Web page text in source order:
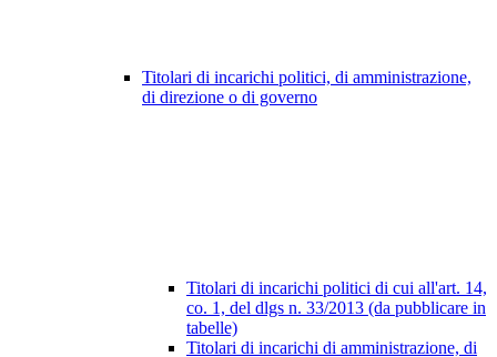
Titolari di incarichi politici, di amministrazione,
di direzione o di governo
Titolari di incarichi politici di cui all'art. 14,
co. 1, del dlgs n. 33/2013 (da pubblicare in
tabelle)
Titolari di incarichi di amministrazione, di